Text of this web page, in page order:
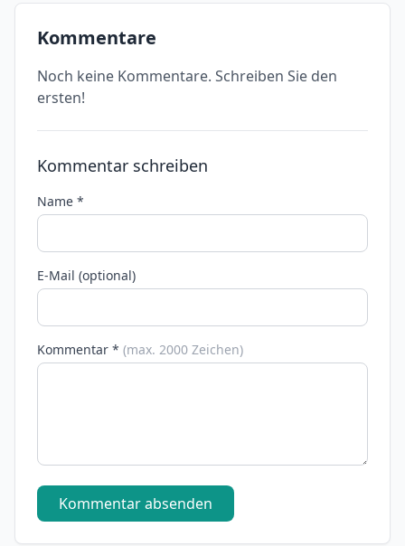
Kommentare
Noch keine Kommentare. Schreiben Sie den
ersten!
Kommentar schreiben
Name *
E-Mail (optional)
Kommentar * (max. 2000 Zeichen)
Kommentar absenden